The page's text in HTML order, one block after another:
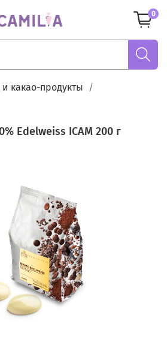
0
какао-продукты
Edelweiss ICAM 200 г